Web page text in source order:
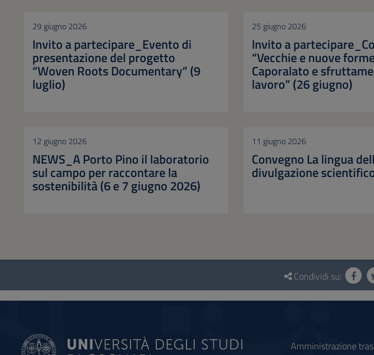
29 giugno 2026
Invito a partecipare_Evento di
presentazione del progetto
“Woven Roots Documentary” (9
luglio)
25 giugno 2026
Invito a
“Vecchie e nuove
Caporalato e
lavoro” (26 giugno)
12 giugno 2026
NEWS_A Porto Pino il laboratorio
sul campo per raccontare la
sostenibilità (6 e 7 giugno 2026)
11 giugno 2026
Convegno La lingua
divulgazione
Questionario
social
Condividi su:
Amministrazione